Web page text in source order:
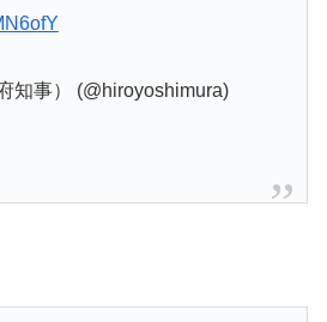
知事） (@hiroyoshimura)